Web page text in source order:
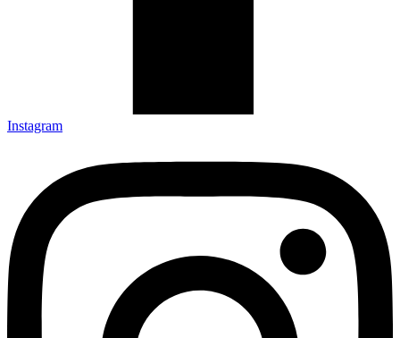
Instagram